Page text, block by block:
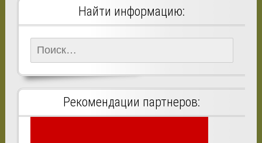
Найти информацию:
Найти:
Рекомендации партнеров: